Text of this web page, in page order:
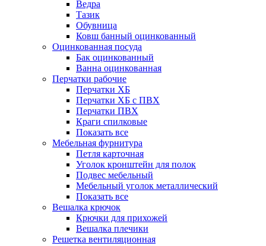
Ведра
Тазик
Обувница
Ковш банный оцинкованный
Оцинкованная посуда
Бак оцинкованный
Ванна оцинкованная
Перчатки рабочие
Перчатки ХБ
Перчатки ХБ с ПВХ
Перчатки ПВХ
Краги спилковые
Показать все
Мебельная фурнитура
Петля карточная
Уголок кронштейн для полок
Подвес мебельный
Мебельный уголок металлический
Показать все
Вешалка крючок
Крючки для прихожей
Вешалка плечики
Решетка вентиляционная